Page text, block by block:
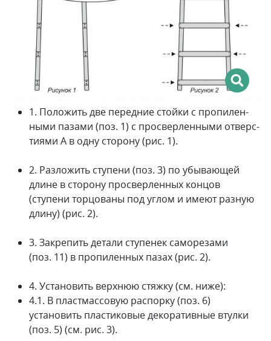
1. Положить две передние стойки с про­пи­лен­
ными пазами (поз. 1) с просверленными ­от­верс­
тиями A в одну сторону (рис. 1).
2. Разложить ступени (поз. 3) по убы­ва­­ю­щей
длине в сторону просверленных концов
(ступени торцованы под углом и имеют разную
длину) (рис. 2).
3. Закрепить детали ступенек саморезами
(поз. 11) в пропиленных пазах (рис. 2).
4. Установить верхнюю стяжку (см. ниже):
4.1. В пластмассовую распорку (поз. 6)
установить пластиковые декоративные втулки
(поз. 5) (см. рис. 3).